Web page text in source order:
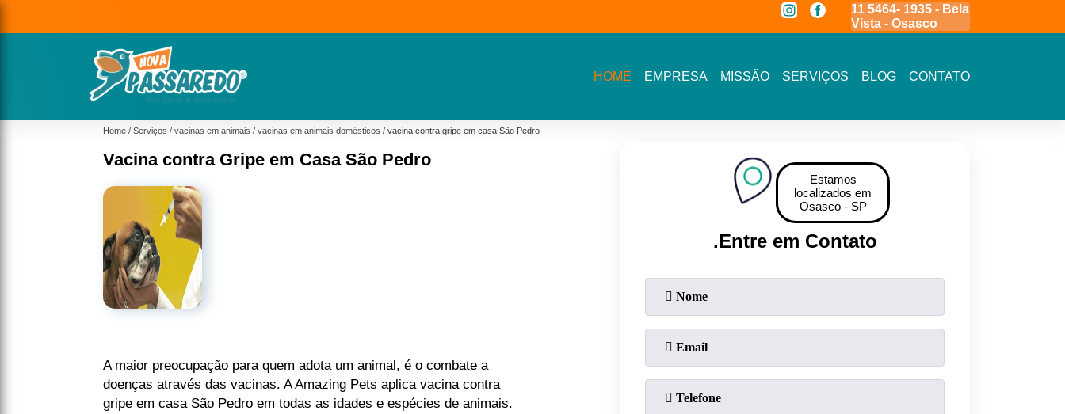
(11) 3609-2002- Av.
11 5464- 1935 - Bela
Vista - Osasco
HOME EMPRESA MISSÃO SERVIÇOS BLOG CONTATO
Home Serviços vacinas em animais vacinas em animais domésticos vacina contra gripe em casa São Pedro
Vacina contra Gripe em Casa São Pedro
A maior preocupação para quem adota um animal, é o combate a
doenças através das vacinas. A Amazing Pets aplica vacina contra
gripe em casa São Pedro em todas as idades e espécies de animais.
.Entre em Contato
Estamos
localizados em
Osasco - SP